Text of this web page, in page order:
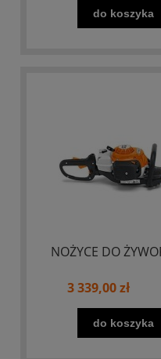
do koszyka
NOŻYCE DO
3 339,00 zł
do koszyka